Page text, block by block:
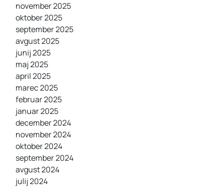
november 2025
oktober 2025
september 2025
avgust 2025
junij 2025
maj 2025
april 2025
marec 2025
februar 2025
januar 2025
december 2024
november 2024
oktober 2024
september 2024
avgust 2024
julij 2024